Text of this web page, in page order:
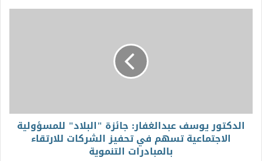
الدكتور يوسف عبدالغفار: جائزة "البلاد" للمسؤولية
الاجتماعية تسهم في تحفيز الشركات للارتقاء
بالمبادرات التنموية